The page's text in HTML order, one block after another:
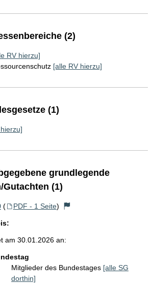
(2)
RV hierzu]
[alle RV hierzu]
(1)
grundlegende
(1)
( PDF - 1 Seite)
am 30.01.2026 an:
Mitglieder des Bundestages [alle SG
dorthin]